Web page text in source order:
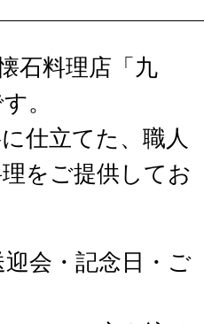
石料理店「九
。
仕立てた、職人
をご提供してお
会・記念日・ご